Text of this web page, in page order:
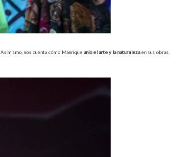
. Asimismo, nos cuenta cómo Manrique unió el arte y la naturalezaen sus obras,